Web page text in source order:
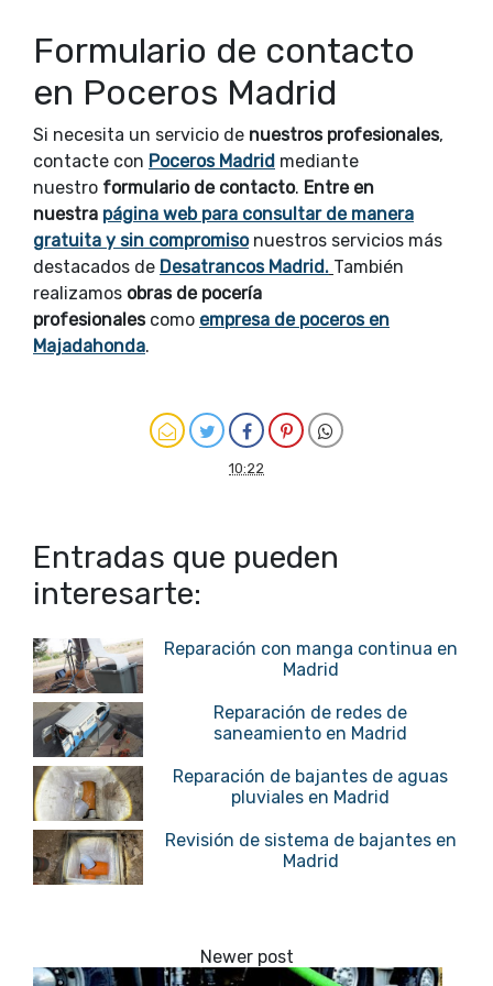
Formulario de contacto
en Poceros Madrid
Si necesita un servicio de nuestros profesionales,
contacte con Poceros Madrid mediante
nuestro formulario de contacto. Entre en
nuestra página web para consultar de manera
gratuita y sin compromiso nuestros servicios más
destacados de Desatrancos Madrid. También
realizamos obras de pocería
profesionalescomo empresa de poceros en
Majadahonda.
10:22
Entradas que pueden
interesarte:
Reparación con manga continua en
Madrid
Reparación de redes de
saneamiento en Madrid
Reparación de bajantes de aguas
pluviales en Madrid
Revisión de sistema de bajantes en
Madrid